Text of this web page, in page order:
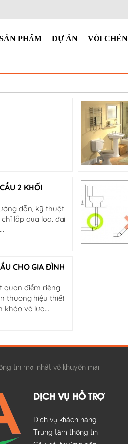
SẢN PHẨM DỰ ÁN VÒI CHÉN
2 KHỐI
dẫn, kỹ thuật
lắp qua loa, đại
CHO GIA ĐÌNH
quan điểm riêng
thương hiệu thiết
khảo và lựa...
tin mới nhất về khuyến mãi
DỊCH VỤ HỖ TRỢ
Dịch vụ khách hàng
Trung tâm thông tin